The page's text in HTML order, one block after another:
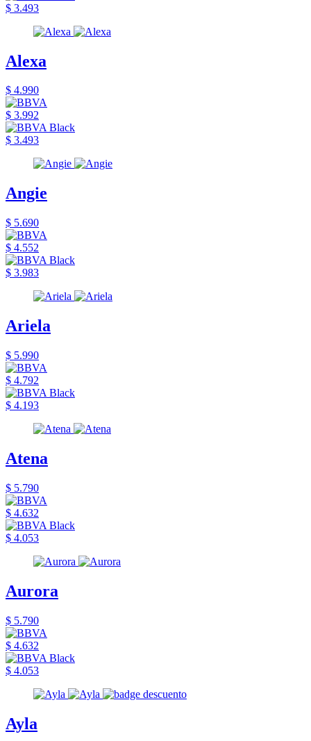
$ 3.493
Alexa
$ 4.990
$ 3.992
$ 3.493
Angie
$ 5.690
$ 4.552
$ 3.983
Ariela
$ 5.990
$ 4.792
$ 4.193
Atena
$ 5.790
$ 4.632
$ 4.053
Aurora
$ 5.790
$ 4.632
$ 4.053
Ayla